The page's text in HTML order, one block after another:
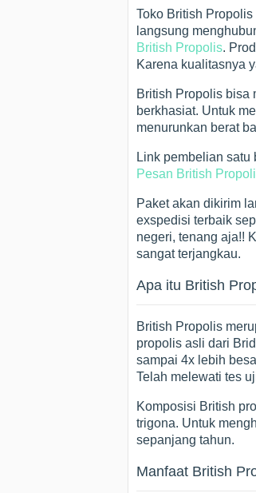
Toko British
langsung
British Propolis.
Karena kualitasnya
British Propolis bisa
berkhasiat. Untuk
menurunkan berat
Link pembelian
Pesan British
Paket akan dikirim
exspedisi terbaik
negeri, tenang aja!!
sangat terjangkau.
Apa itu British
British Propolis
propolis asli dari
sampai 4x lebih
Telah melewati tes
Komposisi British
trigona. Untuk
sepanjang tahun.
Manfaat British